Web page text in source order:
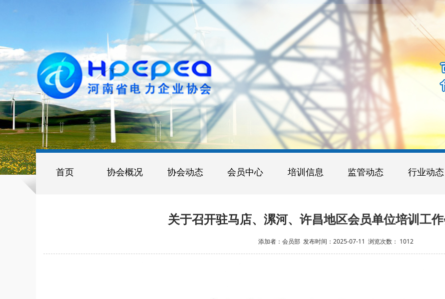
首页 协会概况 协会动态 会员中心 培训信息 监管动态 行业动态
关于召开驻马店、漯河、许昌地区会员单位培训工
添加者： 会员部 发布时间： 2025-07-11 浏览次数： 1012